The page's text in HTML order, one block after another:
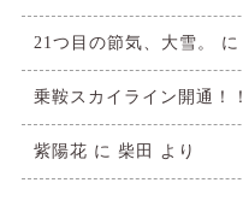
21つ目の節気、大雪。 に
乗鞍スカイライン開通！！
紫陽花 に 柴田 より